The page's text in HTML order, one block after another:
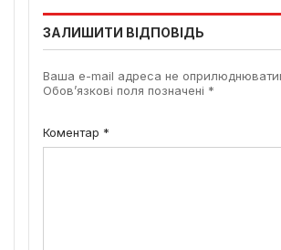
ЗАЛИШИТИ ВІДПОВІДЬ
Ваша e-mail адреса не
Обов’язкові поля позначені *
Коментар *